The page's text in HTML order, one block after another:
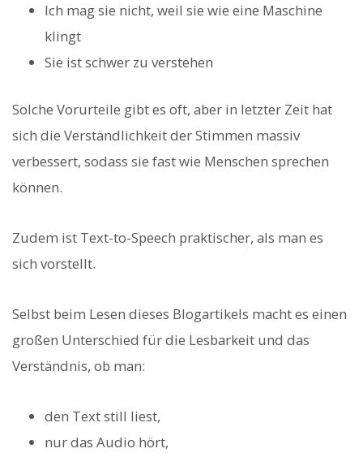
Ich mag sie nicht, weil sie wie eine Maschine
klingt
Sie ist schwer zu verstehen
Solche Vorurteile gibt es oft, aber in letzter Zeit hat
sich die Verständlichkeit der Stimmen massiv
verbessert, sodass sie fast wie Menschen sprechen
können.
Zudem ist Text-to-Speech praktischer, als man es
sich vorstellt.
Selbst beim Lesen dieses Blogartikels macht es einen
großen Unterschied für die Lesbarkeit und das
Verständnis, ob man:
den Text still liest,
nur das Audio hört,